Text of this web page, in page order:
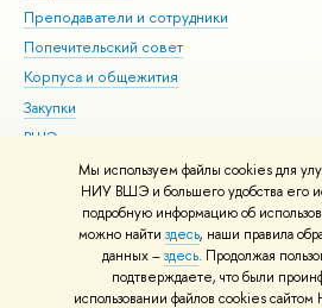
Мы используем файлы cookies для
НИУ ВШЭ и большего удобства его
подробную информацию об
можно найти здесь, наши правила
данных –здесь. Продолжая
подтверждаете, что были
использовании файлов cookies
Преподаватели и сотрудники
Попечительский совет
Корпуса и общежития
Закупки
ВШЭ для студентов с ограниченными
здоровья и инвалидностью
Версия для слабовидящих
Единая платежная страница
© НИУ ВШЭ 1993–2026 Адреса и контакты